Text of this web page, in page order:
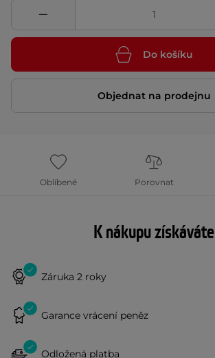
Do košíku
Objednat na prodejnu
Oblíbené Porovnat
K nákupu získáváte
Záruka 2 roky
Garance vrácení peněz
Odložená platba